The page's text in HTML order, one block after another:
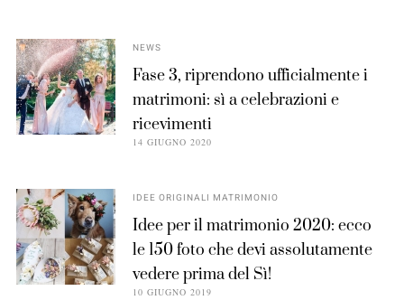
NEWS
Fase 3, riprendono ufficialmente i
matrimoni: sì a celebrazioni e
ricevimenti
14 GIUGNO 2020
IDEE ORIGINALI MATRIMONIO
Idee per il matrimonio 2020: ecco
le 150 foto che devi assolutamente
vedere prima del Sì!
10 GIUGNO 2019